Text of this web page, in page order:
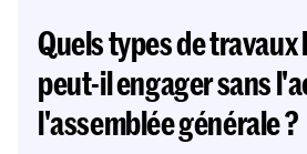
Quels types de travaux
peut-il engager sans
l'assemblée générale ?